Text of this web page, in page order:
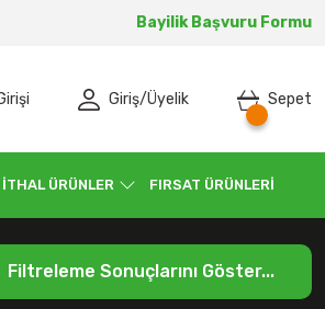
Bayilik Başvuru Formu
Giriş/Üyelik Sepet
İTHAL ÜRÜNLER FIRSAT ÜRÜNLERİ
Filtreleme Sonuçlarını Göster...